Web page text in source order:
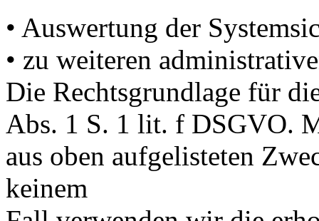
• Auswertung der
• zu weiteren
Die Rechtsgrundlage für
Abs. 1 S. 1 lit. f DSGVO.
aus oben aufgelisteten
keinem